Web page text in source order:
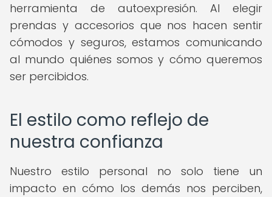
herramienta de autoexpresión. Al elegir
prendas y accesorios que nos hacen sentir
cómodos y seguros, estamos comunicando
al mundo quiénes somos y cómo queremos
ser percibidos.
El estilo como reflejo de
nuestra confianza
Nuestro estilo personal no solo tiene un
impacto en cómo los demás nos perciben,